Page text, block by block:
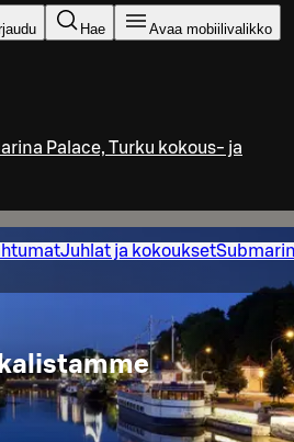
Hae Avaa mobiilivalikko
Palace, Turku kokous- ja
Juhlat ja kokoukset